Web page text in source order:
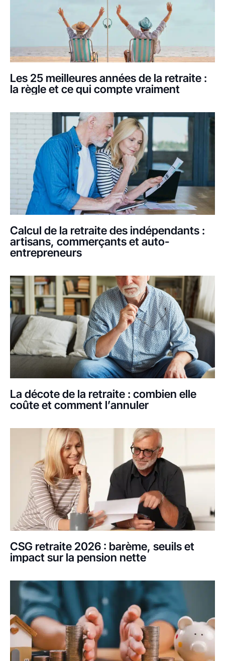
Les 25 meilleures années de la retraite :
la règle et ce qui compte vraiment
Calcul de la retraite des indépendants :
artisans, commerçants et auto-
entrepreneurs
La décote de la retraite : combien elle
coûte et comment l’annuler
CSG retraite 2026 : barème, seuils et
impact sur la pension nette